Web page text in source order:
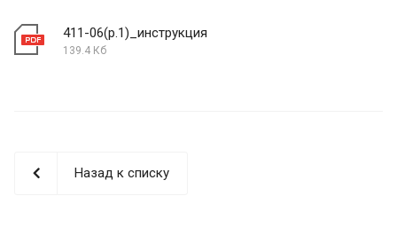
411-06(р.1)_инструкция
139.4 Кб
Назад к списку